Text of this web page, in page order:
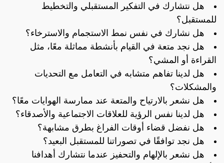
هل نتشارك في التفكير المستقبلي والتخطيط
للمستقبل؟
هل نشارك في نفس نمط الاستجمام والاسترخاء؟
هل نجد متعة في القيام بأنشطة مماثلة معًا، مثل
القراءة أو المشي؟
هل لدينا تفاهم متشابه في التعامل مع التحديات
والمشكلات؟
هل نشعر بالارتياح والمتعة عند ممارسة الهوايات معًا؟
هل لدينا نفس الرؤية للعلاقات الاجتماعية والأصدقاء؟
هل نفضل قضاء أوقات الفراغ بطرق مشابهة؟
هل نجد توافقًا في تصوراتنا للمستقبل البعيد؟
هل نشعر بالإلهام والتحفيز عندما نتشارك أهدافنا